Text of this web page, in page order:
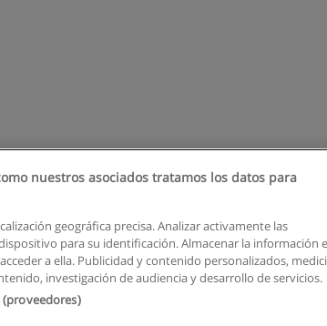
Contactar con Educaedu
- www.educaedu.com.ec
nuestros asociados tratamos los datos para
geográfica precisa. Analizar activamente las
para su identificación. Almacenar la información
a ella. Publicidad y contenido personalizados,
investigación de audiencia y desarrollo de servicios.
(proveedores)